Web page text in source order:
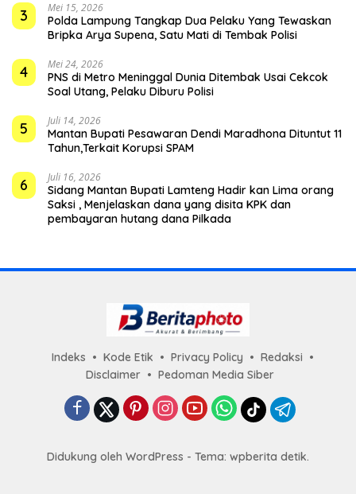
3 Mei 15, 2026
Polda Lampung Tangkap Dua Pelaku Yang Tewaskan
Bripka Arya Supena, Satu Mati di Tembak Polisi
4 Mei 24, 2026
PNS di Metro Meninggal Dunia Ditembak Usai Cekcok
Soal Utang, Pelaku Diburu Polisi
5 Juli 14, 2026
Mantan Bupati Pesawaran Dendi Maradhona Dituntut 11
Tahun,Terkait Korupsi SPAM
6 Juli 16, 2026
Sidang Mantan Bupati Lamteng Hadir kan Lima orang
Saksi , Menjelaskan dana yang disita KPK dan
pembayaran hutang dana Pilkada
Indeks Kode Etik Privacy Policy
Redaksi
Disclaimer
Pedoman Media Siber
Didukung oleh WordPress - Tema: wpberita detik.